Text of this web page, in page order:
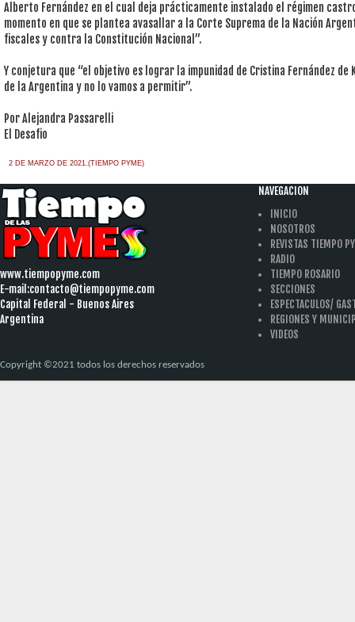
Alberto Fernández en el cual deja prácticamente instalado el régimen
momento en que se plantea avasallar a la Corte Suprema de la Nación
fiscales y contra la Constitución Nacional”.
Y conjetura que “el objetivo es lograr la impunidad de Cristina Fernández
de la Argentina y no lo vamos a permitir”.
Por Alejandra Passarelli
El Desafio
2 DE MARZO DE 2021.(TIEMPO PYME)
www.tiempopyme.com
E-mail:contacto@tiempopyme.com
Capital Federal - Buenos Aires
Argentina
NAVEGACION
INICIO
NOSOTROS
REVISTAS TIEMPO
RADIO
TIEMPO ROSARIO
SECCIONES
ESPECTACULOS/
REGIONES Y
VIDEOS
Copyright ©2021 todos los derechos reservados